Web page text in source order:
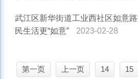
武江区新华街道工业西社区如意
民生活更“如意”
2023-02-28
第一页 上一页 14 15